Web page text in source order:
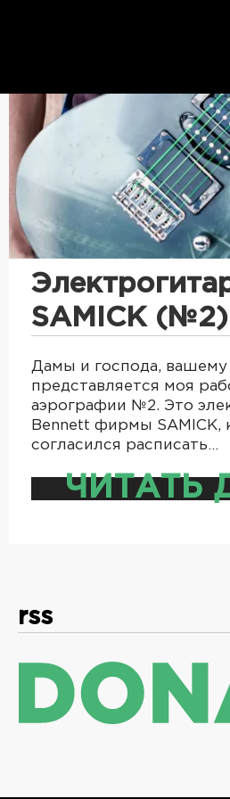
SAMICK (№2)
Дамы и господа,
представляется моя
аэрографии №2. Это
Bennett фирмы SAMICK,
согласился расписать…
ЧИТАТЬ
rss